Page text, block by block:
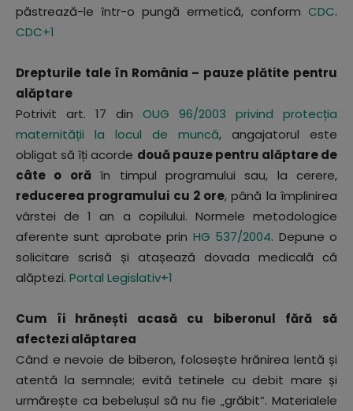
păstrează-le într-o pungă ermetică, conform CDC.
CDC+1
Drepturile tale în România – pauze plătite pentru
alăptare
Potrivit art. 17 din OUG 96/2003 privind protecția
maternității la locul de muncă, angajatorul este
obligat să îți acorde două pauze pentru alăptare de
câte o orăîn timpul programului sau, la cerere,
reducerea programului cu 2 ore, până la împlinirea
vârstei de 1 an a copilului. Normele metodologice
aferente sunt aprobate prin HG 537/2004. Depune o
solicitare scrisă și atașează dovada medicală că
alăptezi. Portal Legislativ+1
Cum îi hrănești acasă cu biberonul fără să
afectezi alăptarea
Când e nevoie de biberon, folosește hrănirea lentă și
atentă la semnale; evită tetinele cu debit mare și
urmărește ca bebelușul să nu fie „grăbit”. Materialele